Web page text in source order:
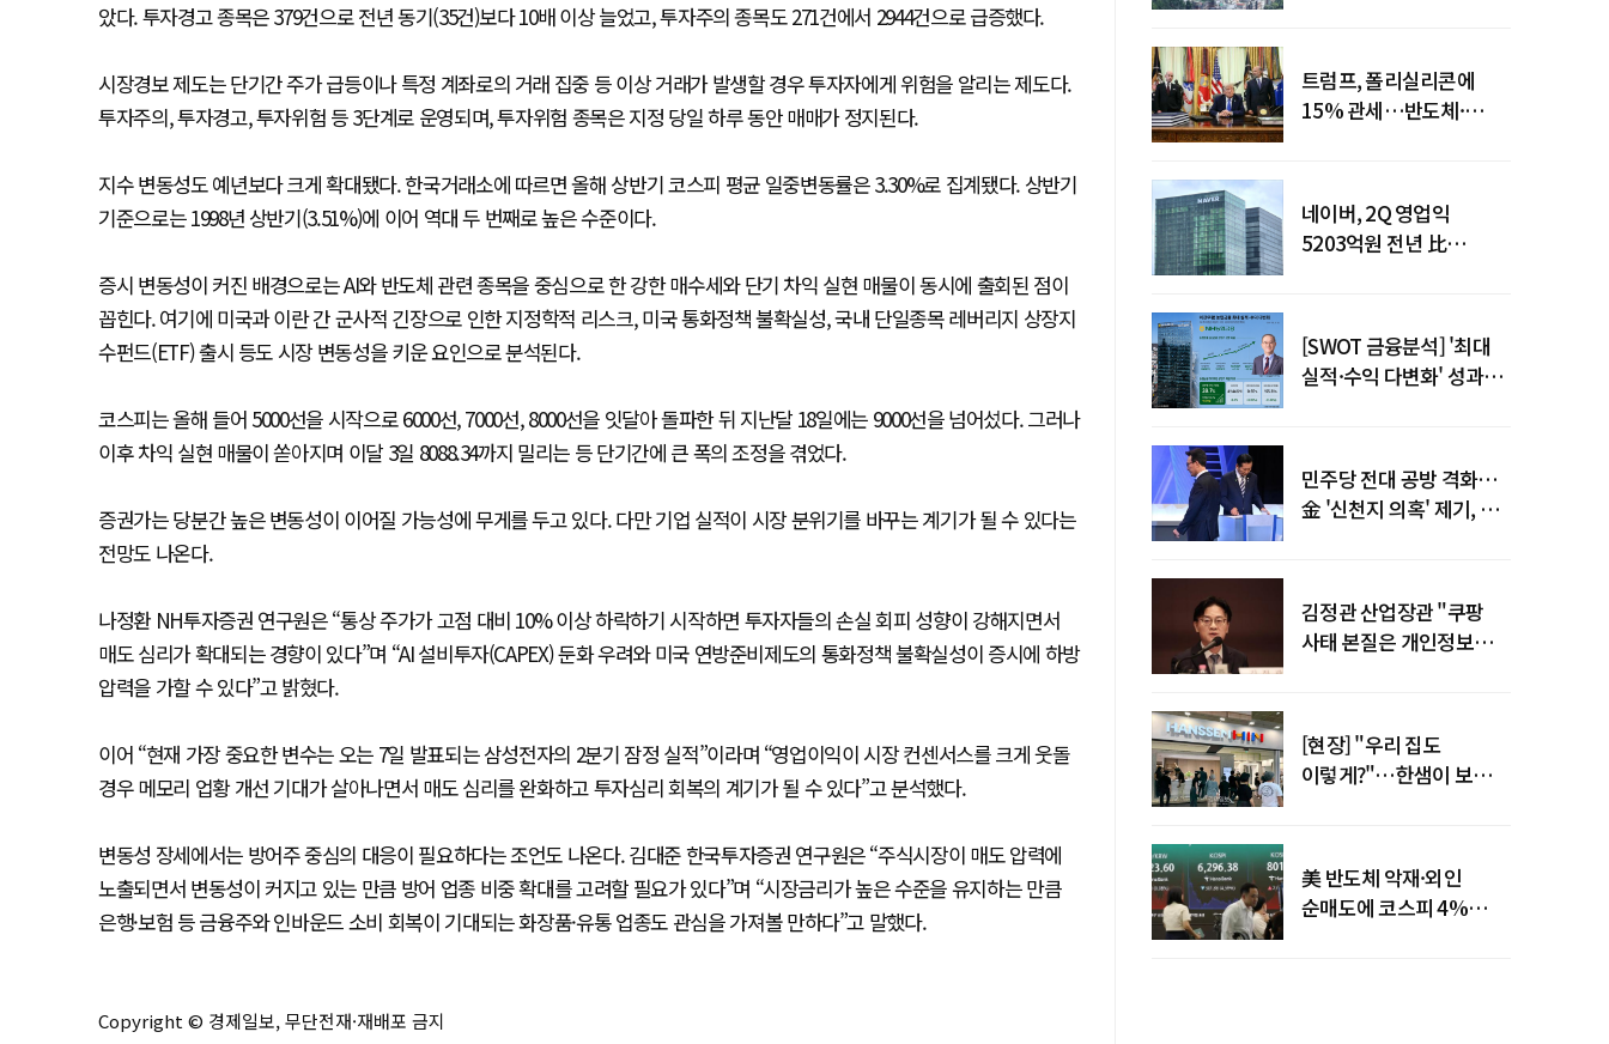
았다. 투자경고 종목은 379건으로 전년 동기(35건)보다 10배 이상 늘었고, 투자주의 종목도 271건에서 2944건으로 급증했다.
시장경보 제도는 단기간 주가 급등이나 특정 계좌로의 거래 집중 등 이상 거래가 발생할 경우 투자자에게 위험을 알리는 제도다.
투자주의, 투자경고, 투자위험 등 3단계로 운영되며, 투자위험 종목은 지정 당일 하루 동안 매매가 정지된다.
지수 변동성도 예년보다 크게 확대됐다. 한국거래소에 따르면 올해 상반기 코스피 평균 일중변동률은 3.30%로 집계됐다. 상반기
기준으로는 1998년 상반기(3.51%)에 이어 역대 두 번째로 높은 수준이다.
증시 변동성이 커진 배경으로는 AI와 반도체 관련 종목을 중심으로 한 강한 매수세와 단기 차익 실현 매물이 동시에 출회된 점이
꼽힌다. 여기에 미국과 이란 간 군사적 긴장으로 인한 지정학적 리스크, 미국 통화정책 불확실성, 국내 단일종목 레버리지 상장지
수펀드(ETF) 출시 등도 시장 변동성을 키운 요인으로 분석된다.
코스피는 올해 들어 5000선을 시작으로 6000선, 7000선, 8000선을 잇달아 돌파한 뒤 지난달 18일에는 9000선을 넘어섰다. 그러나
이후 차익 실현 매물이 쏟아지며 이달 3일 8088.34까지 밀리는 등 단기간에 큰 폭의 조정을 겪었다.
증권가는 당분간 높은 변동성이 이어질 가능성에 무게를 두고 있다. 다만 기업 실적이 시장 분위기를 바꾸는 계기가 될 수 있다는
전망도 나온다.
나정환 NH투자증권 연구원은 “통상 주가가 고점 대비 10% 이상 하락하기 시작하면 투자자들의 손실 회피 성향이 강해지면서
매도 심리가 확대되는 경향이 있다”며 “AI 설비투자(CAPEX) 둔화 우려와 미국 연방준비제도의 통화정책 불확실성이 증시에 하방
압력을 가할 수 있다”고 밝혔다.
이어 “현재 가장 중요한 변수는 오는 7일 발표되는 삼성전자의 2분기 잠정 실적”이라며 “영업이익이 시장 컨센서스를 크게 웃돌
경우 메모리 업황 개선 기대가 살아나면서 매도 심리를 완화하고 투자심리 회복의 계기가 될 수 있다”고 분석했다.
변동성 장세에서는 방어주 중심의 대응이 필요하다는 조언도 나온다. 김대준 한국투자증권 연구원은 “주식시장이 매도 압력에
노출되면서 변동성이 커지고 있는 만큼 방어 업종 비중 확대를 고려할 필요가 있다”며 “시장금리가 높은 수준을 유지하는 만큼
은행·보험 등 금융주와 인바운드 소비 회복이 기대되는 화장품·유통 업종도 관심을 가져볼 만하다”고 말했다.
Copyright © 경제일보, 무단전재·재배포 금지
트럼프, 폴리실리콘에
15% 관세…반도체·
네이버, 2Q 영업익
5203억원 전년 比
[SWOT 금융분석] '최대
실적·수익 다변화' 성과…
민주당 전대 공방 격화…
金 '신천지 의혹' 제기, 鄭
김정관 산업장관 "쿠팡
사태 본질은 개인정보
[현장] "우리 집도
이렇게?"…한샘이 보여준
美 반도체 악재·외인
순매도에 코스피 4%